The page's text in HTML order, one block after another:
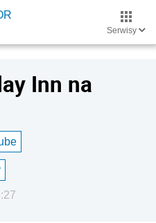
Serwisy
Inn na